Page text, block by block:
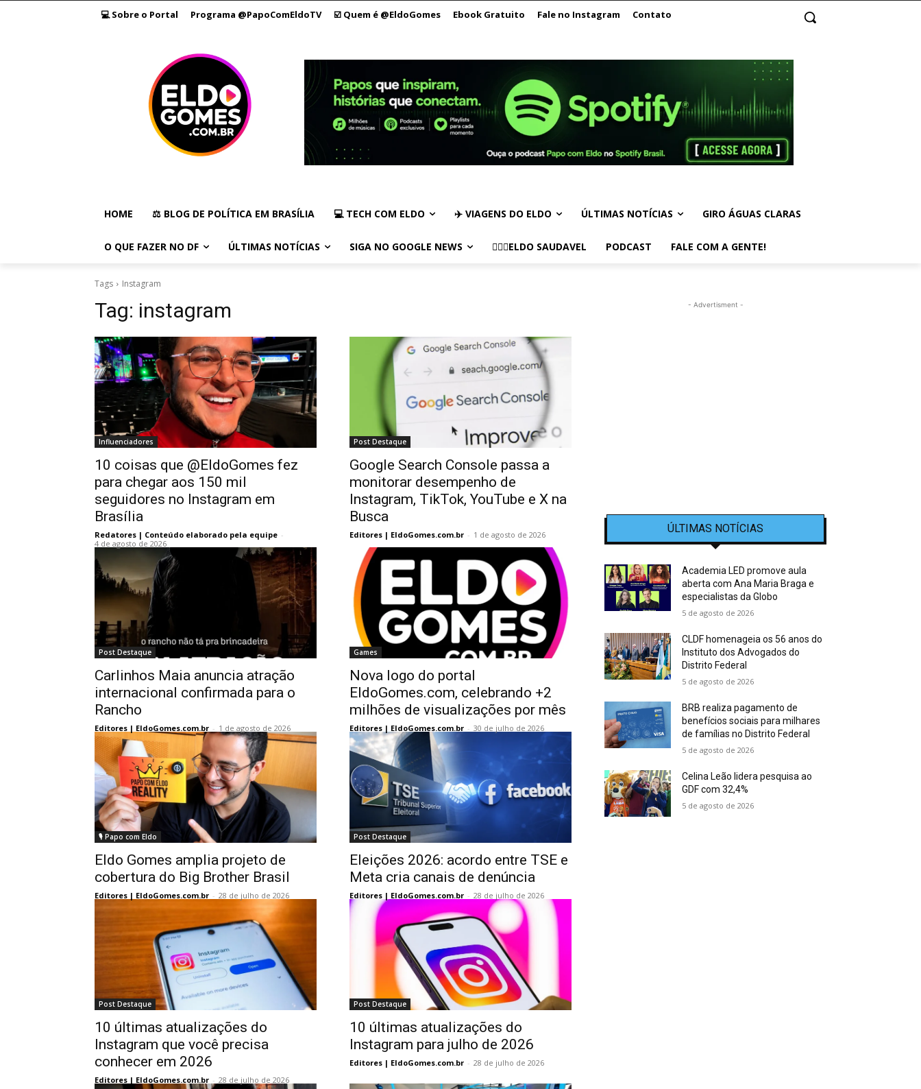
💻 Sobre o Portal Programa @PapoComEldoTV ☑️ Quem é @EldoGomes Ebook Gratuito Fale no Instagram Contato
HOME ⚖️ BLOG DE POLÍTICA EM BRASÍLIA 💻 TECH COM ELDO ✈️ VIAGENS DO ELDO ÚLTIMAS NOTÍCIAS GIRO ÁGUAS CLARAS
O QUE FAZER NO DF ÚLTIMAS NOTÍCIAS SIGA NO GOOGLE NEWS 🏃🏻‍♂️ELDO SAUDAVEL PODCAST FALE COM A GENTE!
Tags Instagram
Tag: instagram
Influenciadores
10 coisas que @EldoGomes fez
para chegar aos 150 mil
seguidores no Instagram em
Brasília
Redatores | Conteúdo elaborado pela equipe -
4 de agosto de 2026
Post Destaque
Google Search Console passa a
monitorar desempenho de
Instagram, TikTok, YouTube e X na
Busca
Editores | EldoGomes.com.br - 1 de agosto de 2026
Post Destaque
Carlinhos Maia anuncia atração
internacional confirmada para o
Rancho
Editores | EldoGomes.com.br - 1 de agosto de 2026
Games
Nova logo do portal
EldoGomes.com, celebrando +2
milhões de visualizações por mês
Editores | EldoGomes.com.br - 30 de julho de 2026
🎙️ Papo com Eldo
Eldo Gomes amplia projeto de
cobertura do Big Brother Brasil
Editores | EldoGomes.com.br - 28 de julho de 2026
Post Destaque
Eleições 2026: acordo entre TSE e
Meta cria canais de denúncia
Editores | EldoGomes.com.br - 28 de julho de 2026
Post Destaque
10 últimas atualizações do
Instagram que você precisa
conhecer em 2026
Editores | EldoGomes.com.br - 28 de julho de 2026
Post Destaque
10 últimas atualizações do
Instagram para julho de 2026
Editores | EldoGomes.com.br - 28 de julho de 2026
- Advertisment -
ÚLTIMAS NOTÍCIAS
Academia LED promove aula
aberta com Ana Maria Braga e
especialistas da Globo
5 de agosto de 2026
CLDF homenageia os 56 anos do
Instituto dos Advogados do
Distrito Federal
5 de agosto de 2026
BRB realiza pagamento de
benefícios sociais para milhares
de famílias no Distrito Federal
5 de agosto de 2026
Celina Leão lidera pesquisa ao
GDF com 32,4%
5 de agosto de 2026